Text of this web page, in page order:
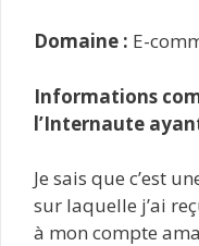
Domaine : E-
Informations
l’Internaute
Je sais que c’est
sur laquelle j’ai
à mon compte